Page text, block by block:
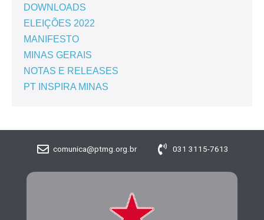
DOWNLOADS
ELEIÇÕES 2022
MANIFESTO
MINAS GERAIS
NOTAS E RELEASES
PT INSPIRA MINAS
comunica@ptmg.org.br 031 3115-7613